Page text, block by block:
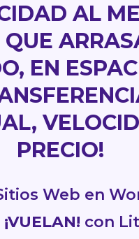
AL
QUE
EN
PRECIO!
Web en
¡VUELAN! con